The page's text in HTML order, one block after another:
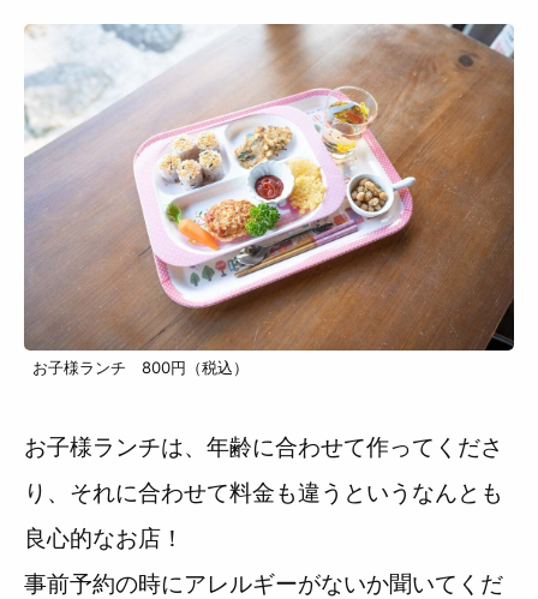
お子様ランチ 800円（税込）
お子様ランチは、年齢に合わせて作ってくださ
り、それに合わせて料金も違うというなんとも
良心的なお店！
事前予約の時にアレルギーがないか聞いてくだ